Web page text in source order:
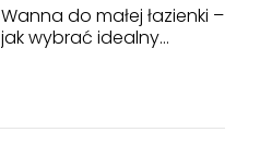
Wanna do małej łazienki –
jak wybrać idealny